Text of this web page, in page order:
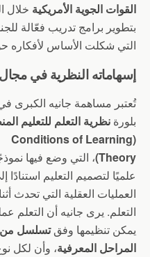
القوات الجوية الأمريكية خلال
بتطوير برامج تدريب فعّالة
التي شكلت الأساس لأفكاره
إسهاماته النظرية في مجال
تُعتبر مساهمة جانيه الكبرى
بلورة نظرية التعلم للتعليم
(Conditions of Learning
Theory) ، التي وضع فيها
علميًا لتصميم التعليم استنادًا
العمليات العقلية التي تحدث
التعلم. يرى جانيه أن التعلم
يمكن تنظيمها وفقتسلسل من
المراحل المعرفية، وأن لكل